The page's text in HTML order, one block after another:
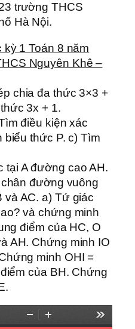
trường THCS
Hà Nội.
1 Toán 8 năm
Nguyên Khê –
chia đa thức 3×3 +
3x + 1.
điều kiện xác
biểu thức P. c) Tìm
tại A đường cao AH.
đường vuông
và AC. a) Tứ giác
và chứng minh
điểm của HC, O
AH. Chứng minh IO
minh OHI =
của BH. Chứng